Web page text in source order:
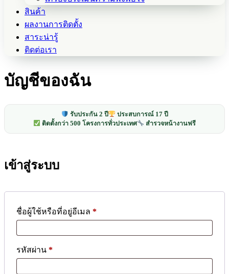
สินค้า
ผลงานการติดตั้ง
สาระน่ารู้
ติดต่อเรา
บัญชีของฉัน
รับประกัน 2 ปี
ประสบการณ์ 17 ปี
ติดตั้งกว่า 500 โครงการทั่วประเทศ
สำรวจหน้างานฟรี
เข้าสู่ระบบ
ชื่อผู้ใช้หรือที่อยู่อีเมล *ต้องการ
รหัสผ่าน *ต้องการ